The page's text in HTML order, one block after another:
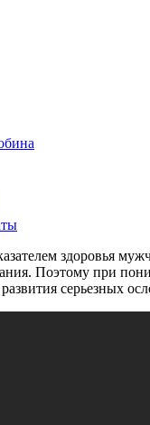
здоровья
Поэтому при
серьезных